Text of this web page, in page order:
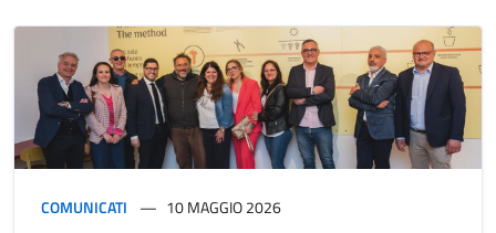
COMUNICATI 10 MAGGIO 2026